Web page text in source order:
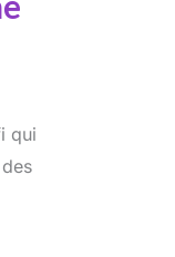
qui